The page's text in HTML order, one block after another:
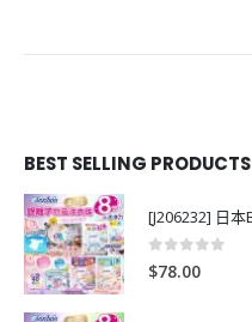
BEST SELLING PRODUCTS
0out of 5
$78.00